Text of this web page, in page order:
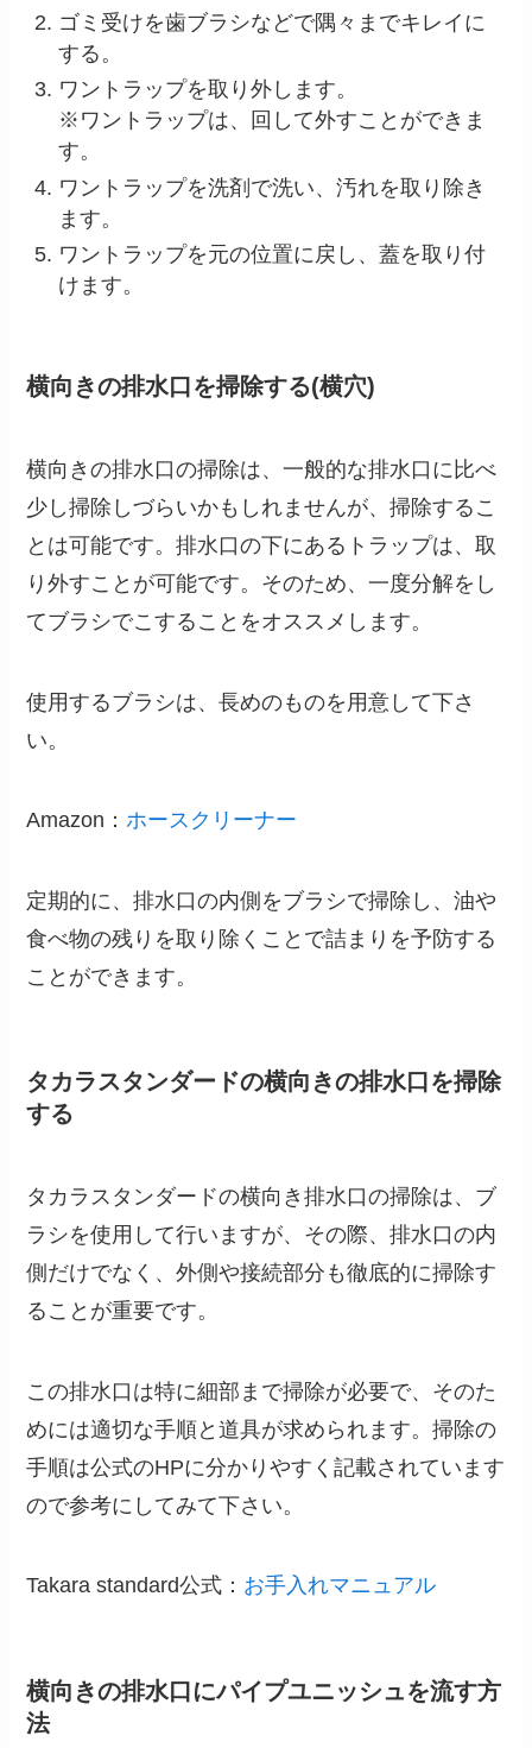
ゴミ受けを歯ブラシなどで隅々までキレイに
する。
ワントラップを取り外します。
※ワントラップは、回して外すことができま
す。
ワントラップを洗剤で洗い、汚れを取り除き
ます。
ワントラップを元の位置に戻し、蓋を取り付
けます。
横向きの排水口を掃除する(横穴)
横向きの排水口の掃除は、一般的な排水口に比べ
少し掃除しづらいかもしれませんが、掃除するこ
とは可能です。排水口の下にあるトラップは、取
り外すことが可能です。そのため、一度分解をし
てブラシでこすることをオススメします。
使用するブラシは、長めのものを用意して下さ
い。
Amazon：ホースクリーナー
定期的に、排水口の内側をブラシで掃除し、油や
食べ物の残りを取り除くことで詰まりを予防する
ことができます。
タカラスタンダードの横向きの排水口を掃除
する
タカラスタンダードの横向き排水口の掃除は、ブ
ラシを使用して行いますが、その際、排水口の内
側だけでなく、外側や接続部分も徹底的に掃除す
ることが重要です。
この排水口は特に細部まで掃除が必要で、そのた
めには適切な手順と道具が求められます。掃除の
手順は公式のHPに分かりやすく記載されています
ので参考にしてみて下さい。
Takara standard公式： お手入れマニュアル
横向きの排水口にパイプユニッシュを流す方
法